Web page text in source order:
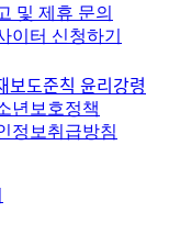
및 제휴 문의
이터 신청하기
윤리강령
년보호정책
정보취급방침